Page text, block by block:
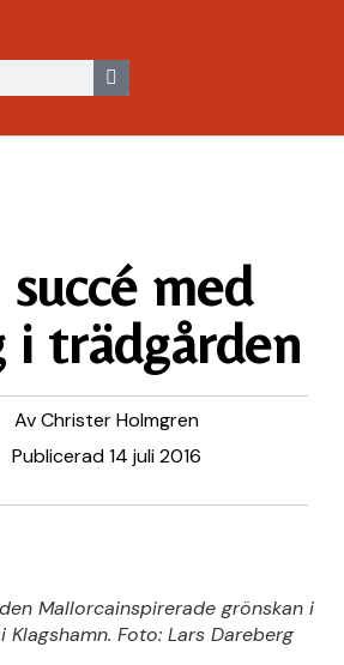
med
i trädgården
AvChrister Holmgren
Publicerad14 juli 2016
Mallorcainspirerade grönskan i
Foto: Lars Dareberg